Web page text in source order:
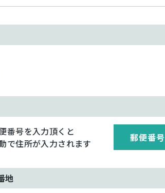
番号を入力頂くと
で住所が入力されます
郵便番
地